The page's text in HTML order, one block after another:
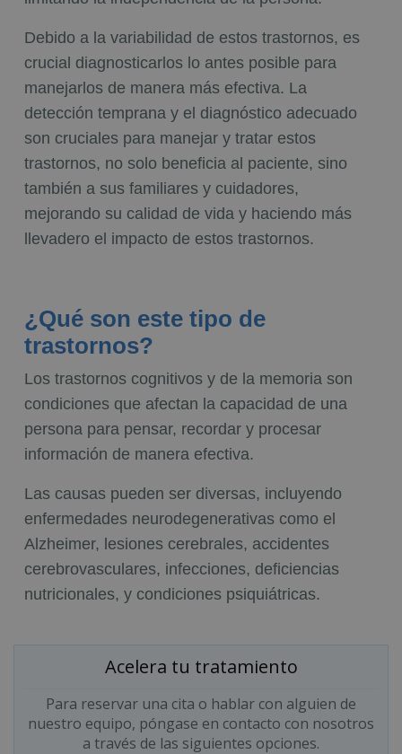
Debido a la variabilidad de estos trastornos, es
crucial diagnosticarlos lo antes posible para
manejarlos de manera más efectiva. La
detección temprana y el diagnóstico adecuado
son cruciales para manejar y tratar estos
trastornos, no solo beneficia al paciente, sino
también a sus familiares y cuidadores,
mejorando su calidad de vida y haciendo más
llevadero el impacto de estos trastornos.
¿Qué son este tipo de
trastornos?
Los trastornos cognitivos y de la memoria son
condiciones que afectan la capacidad de una
persona para pensar, recordar y procesar
información de manera efectiva.
Las causas pueden ser diversas, incluyendo
enfermedades neurodegenerativas como el
Alzheimer, lesiones cerebrales, accidentes
cerebrovasculares, infecciones, deficiencias
nutricionales, y condiciones psiquiátricas.
Acelera tu tratamiento
Para reservar una cita o hablar con alguien de
nuestro equipo, póngase en contacto con nosotros
a través de las siguientes opciones.